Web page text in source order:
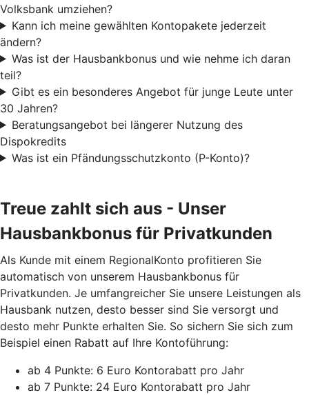
Volksbank umziehen?
Kann ich meine gewählten Kontopakete jederzeit
ändern?
Was ist der Hausbankbonus und wie nehme ich daran
teil?
Gibt es ein besonderes Angebot für junge Leute unter
30 Jahren?
Beratungsangebot bei längerer Nutzung des
Dispokredits
Was ist ein Pfändungsschutzkonto (P-Konto)?
Treue zahlt sich aus - Unser
Hausbankbonus für Privatkunden
Als Kunde mit einem RegionalKonto profitieren Sie
automatisch von unserem Hausbankbonus für
Privatkunden. Je umfangreicher Sie unsere Leistungen als
Hausbank nutzen, desto besser sind Sie versorgt und
desto mehr Punkte erhalten Sie. So sichern Sie sich zum
Beispiel einen Rabatt auf Ihre Kontoführung:
ab 4 Punkte: 6 Euro Kontorabatt pro Jahr
ab 7 Punkte: 24 Euro Kontorabatt pro Jahr